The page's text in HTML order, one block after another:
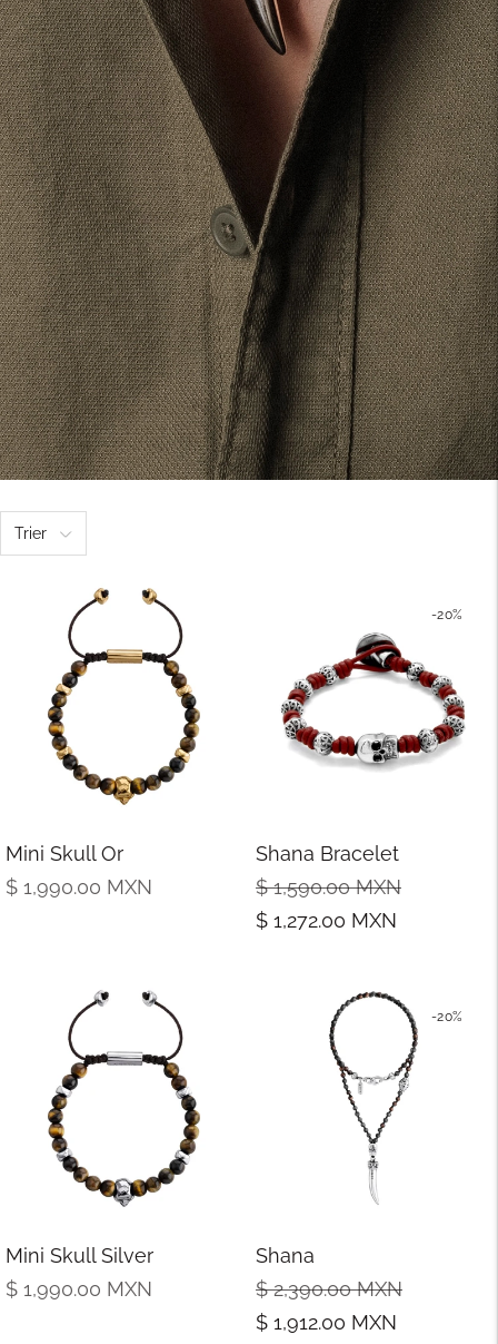
Trier
Mini Skull Or
Prix
$ 1,990.00 MXN
-20%
Shana Bracelet
Prix
normal
$ 1,590.00MXN
$ 1,272.00 MXN
Mini Skull Silver
Prix
$ 1,990.00 MXN
-20%
Shana
Prix
normal
$ 2,390.00MXN
$ 1,912.00 MXN